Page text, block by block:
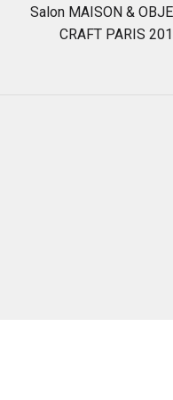
Salon MAISON &
CRAFT PARIS